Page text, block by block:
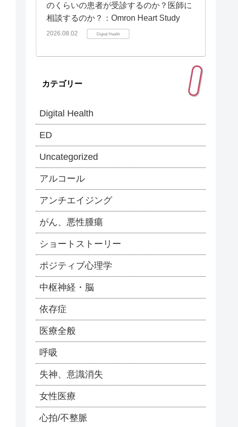
のくらいの患者が受診するのか？医師に
相談するのか？：Omron Heart Study
2026.08.02 Digital Health
カテゴリー
Digital Health
ED
Uncategorized
アルコール
アンチエイジング
がん、悪性腫瘍
ショートストーリー
ポジティブ心理学
中枢神経・脳
依存症
医療全般
呼吸
失神、意識消失
女性医療
心拍/不整脈